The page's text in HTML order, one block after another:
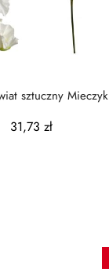
sztuczny Mieczyk
31,73 zł